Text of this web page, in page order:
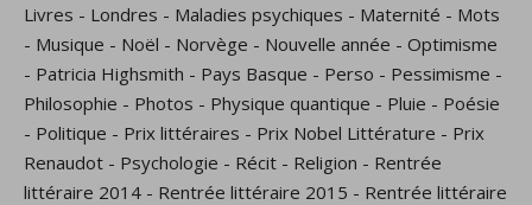
Livres - Londres - Maladies psychiques - Maternité - Mots
- Musique - Noël - Norvège - Nouvelle année - Optimisme
- Patricia Highsmith - Pays Basque - Perso - Pessimisme -
Philosophie - Photos - Physique quantique - Pluie - Poésie
- Politique - Prix littéraires - Prix Nobel Littérature - Prix
Renaudot - Psychologie - Récit - Religion - Rentrée
littéraire 2014 - Rentrée littéraire 2015 - Rentrée littéraire